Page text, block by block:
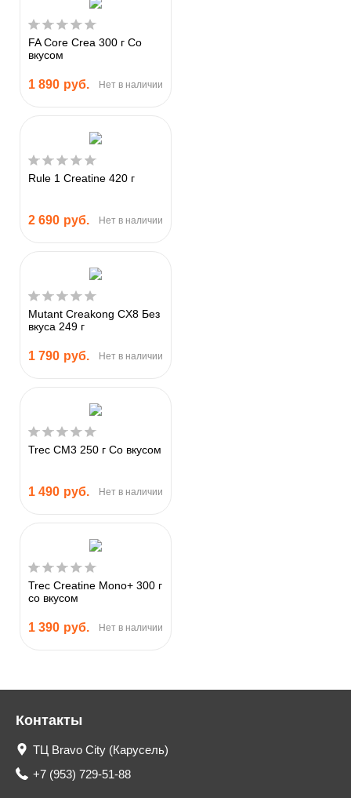
FA Core Crea 300 г Со
вкусом
1 890 руб. Нет в наличии
Rule 1 Creatine 420 г
2 690 руб. Нет в наличии
Mutant Creakong CX8 Без
вкуса 249 г
1 790 руб. Нет в наличии
Trec CM3 250 г Со вкусом
1 490 руб. Нет в наличии
Trec Creatine Mono+ 300 г
со вкусом
1 390 руб. Нет в наличии
Контакты
ТЦ Bravo City (Карусель)
+7 (953) 729-51-88